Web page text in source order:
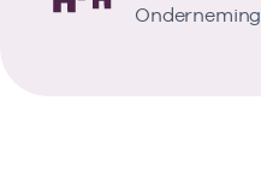
Onderneming